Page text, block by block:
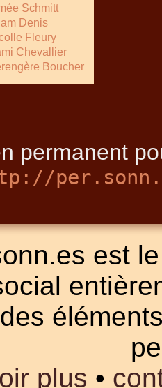
Schmitt
Denis
Fleury
Chevallier
Boucher
permanent
est
plus •